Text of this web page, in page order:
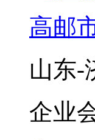
高邮
山东-
企业